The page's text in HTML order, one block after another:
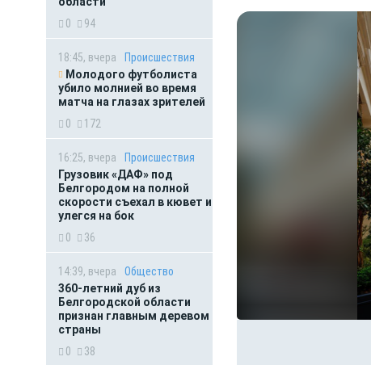
0
94
18:45, вчера
Происшествия
Молодого футболиста
убило молнией во время
матча на глазах зрителей
0
172
16:25, вчера
Происшествия
Грузовик «ДАФ» под
Белгородом на полной
скорости съехал в кювет и
улегся на бок
0
36
14:39, вчера
Общество
360-летний дуб из
Белгородской области
признан главным деревом
страны
0
38